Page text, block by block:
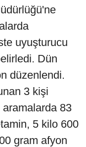
uyuşturucu
Dün
düzenlendi.
3 kişi
aramalarda 83
5 kilo 600
gram afyon